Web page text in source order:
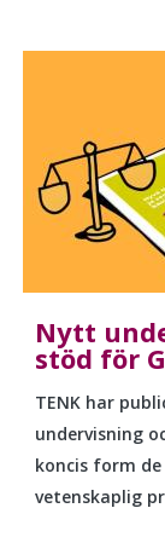
Nytt
stöd för
TENK har
undervisning
koncis form
vetenskaplig